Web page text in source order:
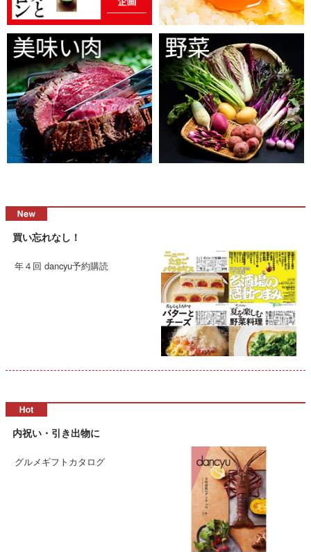
買い忘れなし！
年４回 dancyu予約購読
内祝い・引き出物に
グルメギフトカタログ